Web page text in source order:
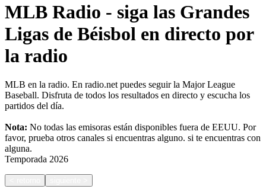
MLB Radio - siga las Grandes
Ligas de Béisbol en directo por
la radio
MLB en la radio. En radio.net puedes seguir la Major League
Baseball. Disfruta de todos los resultados en directo y escucha los
partidos del día.
Nota: No todas las emisoras están disponibles fuera de EEUU. Por
favor, prueba otros canales si encuentras alguno. si te encuentras con
alguna.
Temporada 2026